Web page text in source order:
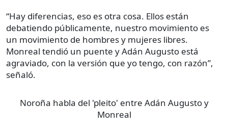
“Hay diferencias, eso es otra cosa. Ellos están
debatiendo públicamente, nuestro movimiento es
un movimiento de hombres y mujeres libres.
Monreal tendió un puente y Adán Augusto está
agraviado, con la versión que yo tengo, con razón”,
señaló.
Noroña habla del 'pleito' entre Adán Augusto y
Monreal